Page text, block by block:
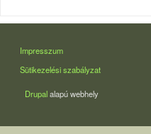
LÁBLÉC
Impresszum
Sütikezelési szabályzat
Drupalalapú webhely